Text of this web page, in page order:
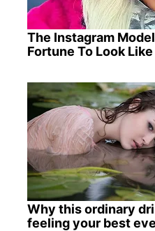
The Instagram
Fortune To Look
Why this ordinary
feeling your best